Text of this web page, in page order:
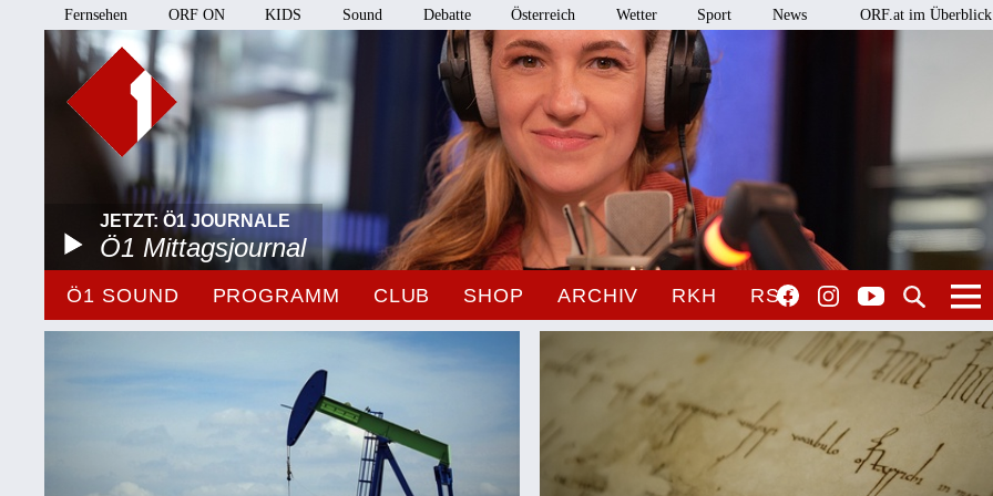
Fernsehen ORF ON KIDS Sound Debatte Österreich Wetter Sport News ORF.at im Überblick
JETZT: Ö1 JOURNALE
Ö1 Mittagsjournal
Ö1 SOUND PROGRAMM CLUB SHOP ARCHIV RKH RSO